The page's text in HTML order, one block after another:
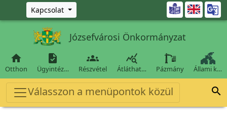
Ugrás a fő tartalomra
Kapcsolat 
Józsefvárosi Önkormányzat

Otthon

Ügyintéz…

Részvétel

Átláthat… Pázmány Állami k…
Válasszon a menüpontok közül 